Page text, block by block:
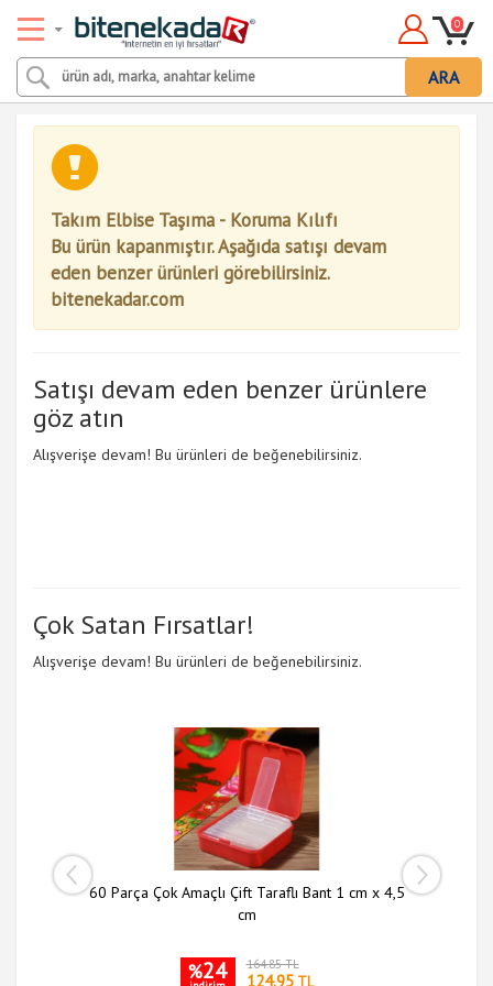
ARA
0
Takım Elbise Taşıma - Koruma Kılıfı
Bu ürün kapanmıştır. Aşağıda satışı devam
eden benzer ürünleri görebilirsiniz.
bitenekadar.com
Satışı devam eden benzer ürünlere
göz atın
Alışverişe devam! Bu ürünleri de beğenebilirsiniz.
Çok Satan Fırsatlar!
Alışverişe devam! Bu ürünleri de beğenebilirsiniz.
60 Parça Çok Amaçlı Çift Taraflı Bant 1 cm x 4,5
cm
%24 164.85 TL
124.95TL